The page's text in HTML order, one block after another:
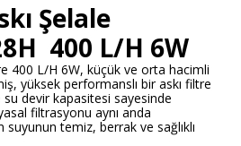
Şelale
400 L/H 6W
400 L/H 6W, küçük ve orta hacimli
yüksek performanslı bir askı filtre
devir kapasitesi sayesinde
filtrasyonu aynı anda
temiz, berrak ve sağlıklı